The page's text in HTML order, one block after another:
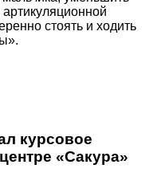
стоять и ходить
курсовое
«Сакура»